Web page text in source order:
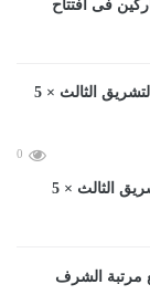
فى افتتاح
0
اعرف ما سيفعله حجاج بيت الله الحرام فى يوم التشريق الثالث × 5